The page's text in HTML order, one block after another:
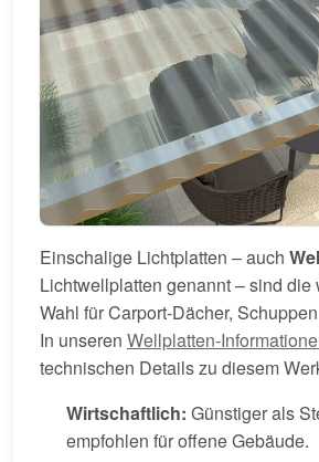
Einschalige Lichtplatten – auch
Lichtwellplatten genannt – sind die
Wahl für Carport-Dächer,
In unseren Wellplatten-
technischen Details zu diesem
Wirtschaftlich: Günstiger als
empfohlen für offene Gebäude.